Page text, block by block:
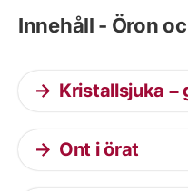
Innehåll - Öron
Kristallsjuka –
Ont i örat